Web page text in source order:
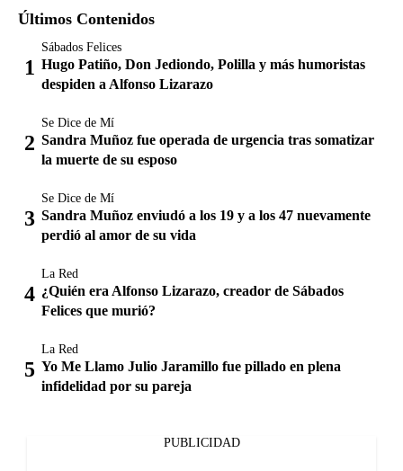
Últimos Contenidos
Sábados Felices
Hugo Patiño, Don Jediondo, Polilla y más humoristas
despiden a Alfonso Lizarazo
Se Dice de Mí
Sandra Muñoz fue operada de urgencia tras somatizar
la muerte de su esposo
Se Dice de Mí
Sandra Muñoz enviudó a los 19 y a los 47 nuevamente
perdió al amor de su vida
La Red
¿Quién era Alfonso Lizarazo, creador de Sábados
Felices que murió?
La Red
Yo Me Llamo Julio Jaramillo fue pillado en plena
infidelidad por su pareja
PUBLICIDAD